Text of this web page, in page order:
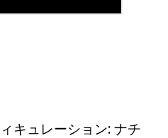
キュレーション: ナチ